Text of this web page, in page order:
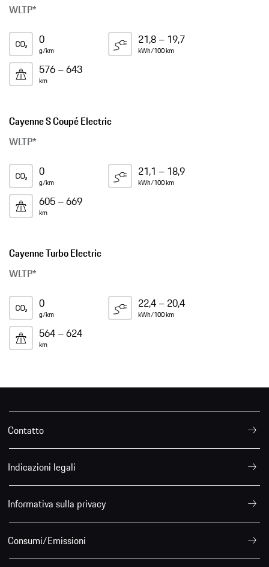
WLTP*
0
g/km
21,8 – 19,7
kWh/100 km
576 – 643
km
Cayenne S Coupé Electric
WLTP*
0
g/km
21,1 – 18,9
kWh/100 km
605 – 669
km
Cayenne Turbo Electric
WLTP*
0
g/km
22,4 – 20,4
kWh/100 km
564 – 624
km
Contatto
Indicazioni legali
Informativa sulla privacy
Consumi/Emissioni